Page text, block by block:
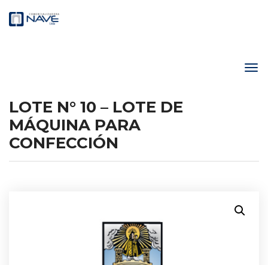
LOTE N° 10 – LOTE DE
MÁQUINA PARA
CONFECCIÓN